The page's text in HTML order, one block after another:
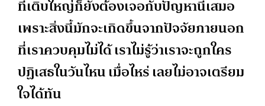
ที่เติบใหญ่ก็ยังต้องเจอกับปัญหานี้เสมอ
เพราะสิ่งนี้มักจะเกิดขึ้นจากปัจจัยภายนอก
ที่เราควบคุมไม่ได้ เราไม่รู้ว่าเราจะถูกใคร
ปฏิเสธในวันไหน เมื่อไหร่ เลยไม่อาจเตรียม
ใจได้ทัน